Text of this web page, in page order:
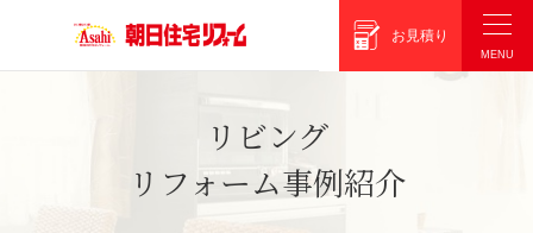
お見積り
リビング
リフォーム事例紹介